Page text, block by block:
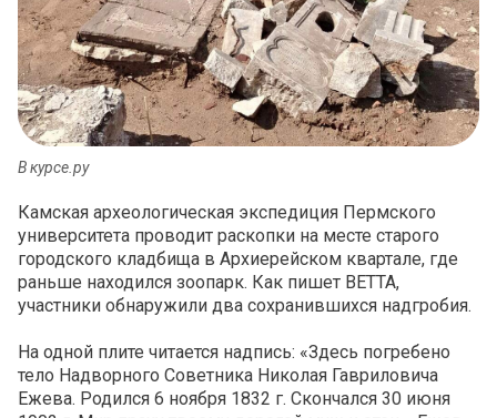
В курсе.ру
Камская археологическая экспедиция Пермского
университета проводит раскопки на месте старого
городского кладбища в Архиерейском квартале, где
раньше находился зоопарк. Как пишет ВЕТТА,
участники обнаружили два сохранившихся надгробия.
На одной плите читается надпись: «Здесь погребено
тело Надворного Советника Николая Гавриловича
Ежева. Родился 6 ноября 1832 г. Скончался 30 июня